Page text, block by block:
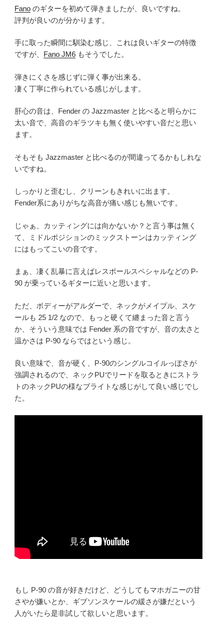
Fano のギターを初めて弾きましたが、良いですね。
評判が良いのが分かります。
手に取った瞬間に馴染む感じ、これは良いギターの特徴
ですが、 Fano JM6 もそうでした。
弾きにくさを感じずに弾く事が出来る。
凄く丁寧に作られている感じがします。
肝心の音は、Fender の Jazzmaster と比べると明らかに
太い音で、高音のギラツキも無く使いやすい音だと思い
ます。
そもそも Jazzmaster と比べるのが間違ってるかもしれな
いですね。
しっかりと歪むし、クリーンもきれいに出ます。
Fender系にありがちな高音が痛い感じも無いです。
じゃぁ、カッティングには向かないか？と言う事は無く
て、ミドルポジションのミックストーンはカッティング
にはもってこいの音です。
まぁ、凄く乱暴に言えばレスポールスペシャルなどの P-
90 が乗っているギターに近いと思います。
ただ、ボディーがアルダーで、ネックがメイプル、スケ
ールも 25 1/2 なので、もっと硬くて纏まった音と言う
か、そういう意味では Fender 系の音ですが、音の太さと
温かさは P-90 ならではという感じ。
良い意味で、音が硬く、P-90のシングルコイルっぽさが
強調されるので、ネックPUでリードを取るときにストラ
トのネックPUの様なブライトな感じがして良い感じでし
た。
もし P-90 の音が好きだけど、どうしてもマホガニーの甘
さやが嫌いとか、ギブソンスケールの緩さが嫌だという
人がいたら是非試して欲しいと思います。